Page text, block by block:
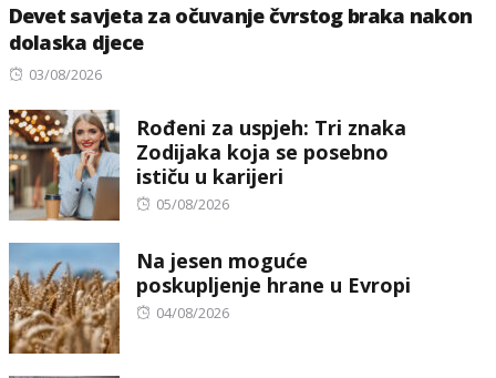
Devet savjeta za očuvanje čvrstog braka nakon
dolaska djece
Posted
03/08/2026
Rođeni za uspjeh: Tri znaka
Zodijaka koja se posebno
ističu u karijeri
Posted
05/08/2026
Na jesen moguće
poskupljenje hrane u Evropi
Posted
04/08/2026